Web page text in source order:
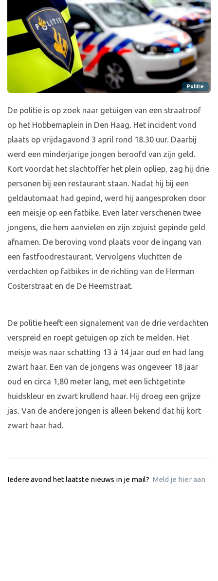
Politie
De politie is op zoek naar getuigen van een straatroof
op het Hobbemaplein in Den Haag. Het incident vond
plaats op vrijdagavond 3 april rond 18.30 uur. Daarbij
werd een minderjarige jongen beroofd van zijn geld.
Kort voordat het slachtoffer het plein opliep, zag hij drie
personen bij een restaurant staan. Nadat hij bij een
geldautomaat had gepind, werd hij aangesproken door
een meisje op een fatbike. Even later verschenen twee
jongens, die hem aanvielen en zijn zojuist gepinde geld
afnamen. De beroving vond plaats voor de ingang van
een fastfoodrestaurant. Vervolgens vluchtten de
verdachten op fatbikes in de richting van de Herman
Costerstraat en de De Heemstraat.
De politie heeft een signalement van de drie verdachten
verspreid en roept getuigen op zich te melden. Het
meisje was naar schatting 13 à 14 jaar oud en had lang
zwart haar. Een van de jongens was ongeveer 18 jaar
oud en circa 1,80 meter lang, met een lichtgetinte
huidskleur en zwart krullend haar. Hij droeg een grijze
jas. Van de andere jongen is alleen bekend dat hij kort
zwart haar had.
Iedere avond het laatste nieuws in je mail? Meld je hier aan